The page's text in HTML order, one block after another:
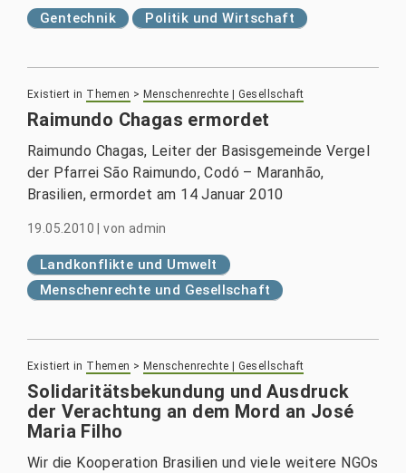
Gentechnik Politik und Wirtschaft
Existiert in Themen > Menschenrechte | Gesellschaft
Raimundo Chagas ermordet
Raimundo Chagas, Leiter der Basisgemeinde Vergel
der Pfarrei São Raimundo, Codó – Maranhão,
Brasilien, ermordet am 14 Januar 2010
19.05.2010 |von admin
Landkonflikte und Umwelt
Menschenrechte und Gesellschaft
Existiert in Themen > Menschenrechte | Gesellschaft
Solidaritätsbekundung und Ausdruck
der Verachtung an dem Mord an José
Maria Filho
Wir die Kooperation Brasilien und viele weitere NGOs